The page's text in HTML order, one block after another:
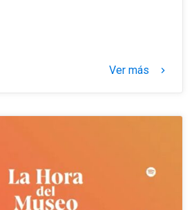
Ver más keyboard_arrow_right